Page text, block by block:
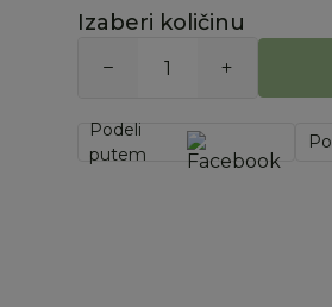
Izaberi količinu
Podeli
putem